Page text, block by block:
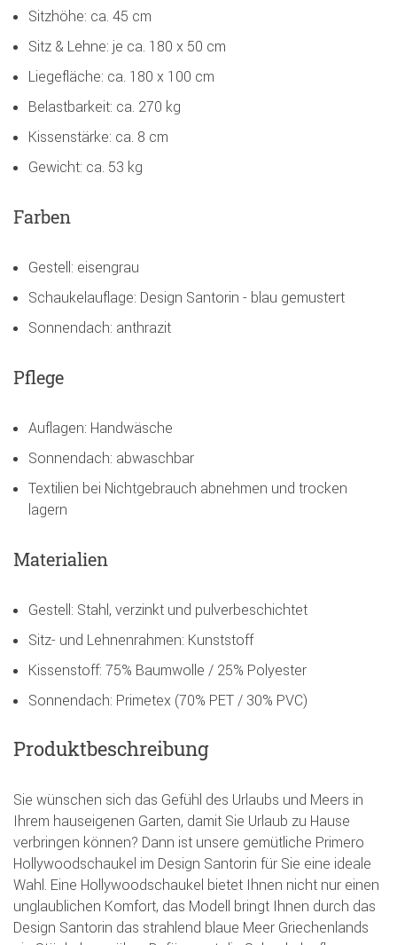
Sitzhöhe: ca. 45 cm
Sitz & Lehne: je ca. 180 x 50 cm
Liegefläche: ca. 180 x 100 cm
Belastbarkeit: ca. 270 kg
Kissenstärke: ca. 8 cm
Gewicht: ca. 53 kg
Farben
Gestell: eisengrau
Schaukelauflage: Design Santorin - blau gemustert
Sonnendach: anthrazit
Pflege
Auflagen: Handwäsche
Sonnendach: abwaschbar
Textilien bei Nichtgebrauch abnehmen und trocken
lagern
Materialien
Gestell: Stahl, verzinkt und pulverbeschichtet
Sitz- und Lehnenrahmen: Kunststoff
Kissenstoff: 75% Baumwolle / 25% Polyester
Sonnendach: Primetex (70% PET / 30% PVC)
Produktbeschreibung
Sie wünschen sich das Gefühl des Urlaubs und Meers in
Ihrem hauseigenen Garten, damit Sie Urlaub zu Hause
verbringen können? Dann ist unsere gemütliche Primero
Hollywoodschaukel im Design Santorin für Sie eine ideale
Wahl. Eine Hollywoodschaukel bietet Ihnen nicht nur einen
unglaublichen Komfort, das Modell bringt Ihnen durch das
Design Santorin das strahlend blaue Meer Griechenlands